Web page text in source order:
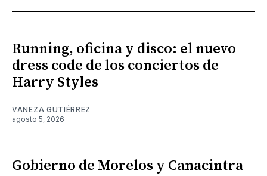
Running, oficina y disco: el nuevo
dress code de los conciertos de
Harry Styles
VANEZA GUTIÉRREZ
agosto 5, 2026
Gobierno de Morelos y Canacintra